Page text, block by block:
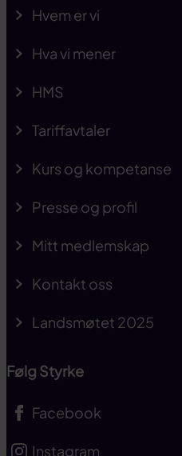
Hvem er vi
Hva vi mener
HMS
Tariffavtaler
Kurs og kompetanse
Presse og profil
Mitt medlemskap
Kontakt oss
Landsmøtet 2025
Følg Styrke
Facebook
Instagram